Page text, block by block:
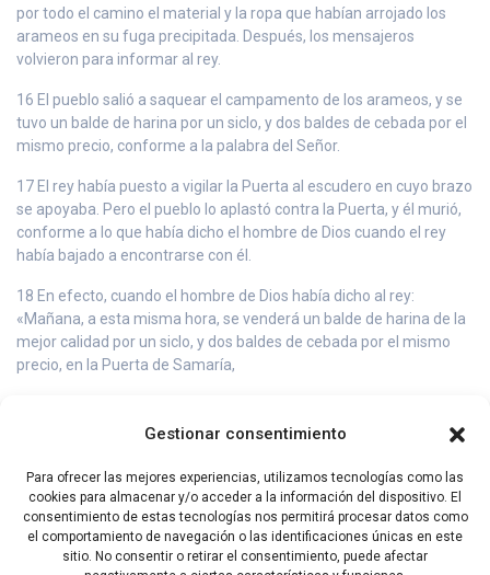
Gestionar consentimiento
Para ofrecer las mejores experiencias, utilizamos tecnologías como las
cookies para almacenar y/o acceder a la información del dispositivo. El
consentimiento de estas tecnologías nos permitirá procesar datos como
el comportamiento de navegación o las identificaciones únicas en este
sitio. No consentir o retirar el consentimiento, puede afectar
por todo el camino el material y la ropa que habían arrojado los
arameos en su fuga precipitada. Después, los mensajeros
volvieron para informar al rey.
16 El pueblo salió a saquear el campamento de los arameos, y se
tuvo un balde de harina por un siclo, y dos baldes de cebada por el
mismo precio, conforme a la palabra del Señor.
17 El rey había puesto a vigilar la Puerta al escudero en cuyo brazo
se apoyaba. Pero el pueblo lo aplastó contra la Puerta, y él murió,
conforme a lo que había dicho el hombre de Dios cuando el rey
había bajado a encontrarse con él.
18 En efecto, cuando el hombre de Dios había dicho al rey:
«Mañana, a esta misma hora, se venderá un balde de harina de la
mejor calidad por un siclo, y dos baldes de cebada por el mismo
precio, en la Puerta de Samaría,
Señor abriera ventanas en el cielo, ¿podría suceder una cosa así?»
comerás».
20 Y esto fue lo que le sucedió: el pueblo lo aplastó contra la
Puerta, y él murió.